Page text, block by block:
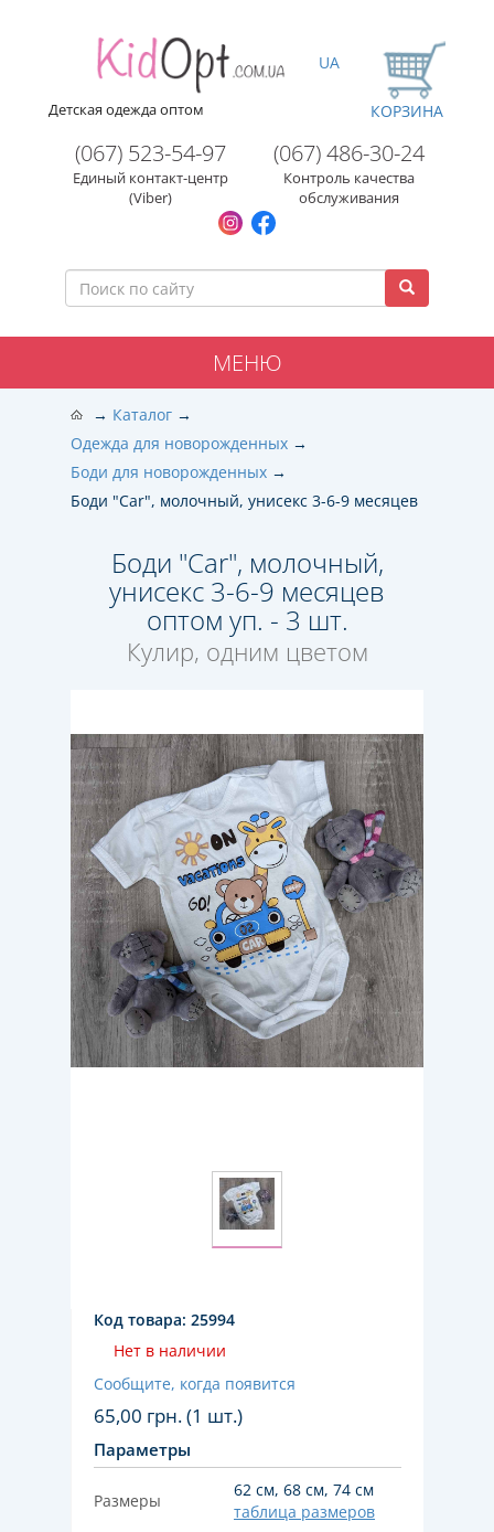
Детская одежда оптом
(067) 523-54-97
Единый контакт-центр
(Viber)
(067) 486-30-24
Контроль качества
обслуживания
UA
КОРЗИНА
МЕНЮ
Каталог
Одежда для новорожденных
Боди для новорожденных
Боди "Car", молочный, унисекс 3-6-9 месяцев
Боди "Car", молочный,
унисекс 3-6-9 месяцев
оптом уп. - 3 шт.
Кулир, одним цветом
Код товара: 25994
Нет в наличии
Сообщите, когда появится
65,00 грн. (1 шт.)
Параметры
Размеры
62 см, 68 см, 74 см
таблица размеров